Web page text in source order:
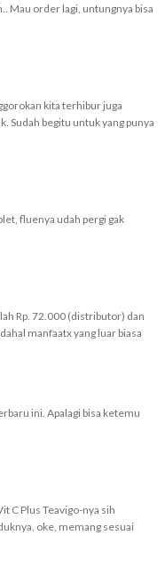
Mau order lagi, untungnya bisa
kita terhibur juga
Sudah begitu untuk yang punya
fluenya udah pergi gak
Rp. 72.000 (distributor) dan
manfaatx yang luar biasa
ini. Apalagi bisa ketemu
C Plus Teavigo-nya sih
oke, memang sesuai